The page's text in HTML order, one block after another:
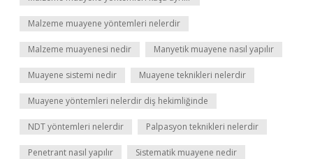
Malzeme muayene yöntemleri nelerdir
Malzeme muayenesi nedir Manyetik muayene nasıl yapılır
Muayene sistemi nedir Muayene teknikleri nelerdir
Muayene yöntemleri nelerdir diş hekimliğinde
NDT yöntemleri nelerdir Palpasyon teknikleri nelerdir
Penetrant nasıl yapılır Sistematik muayene nedir